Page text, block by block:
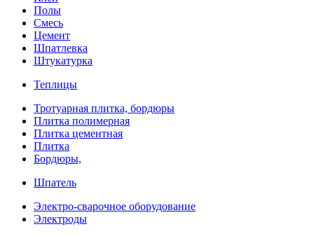
Полы
Смесь
Цемент
Шпатлевка
Штукатурка
Теплицы
Тротуарная плитка, бордюры
Плитка полимерная
Плитка цементная
Плитка
Бордюры,
Шпатель
Электро-сварочное оборудование
Электроды